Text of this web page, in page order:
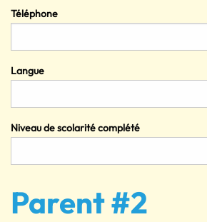
Téléphone
Langue
Niveau de scolarité complété
Parent #2